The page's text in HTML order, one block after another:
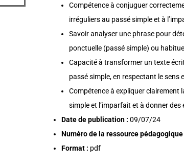
Compétence à conjuguer
irréguliers au passé simple et à
Savoir analyser une phrase pour
ponctuelle (passé simple) ou
Capacité à transformer un texte
passé simple, en respectant le sens
Compétence à expliquer clairement
simple et l’imparfait et à donner des
Date de publication : 09/07/24
Numéro de la ressource pédagogique
Format : pdf